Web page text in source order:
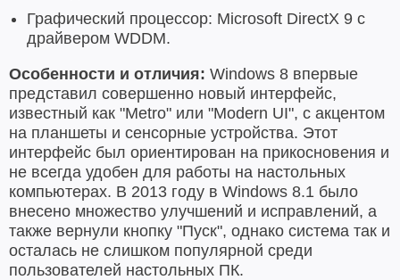
Графический процессор: Microsoft DirectX 9 с
драйвером WDDM.
Особенности и отличия: Windows 8 впервые
представил совершенно новый интерфейс,
известный как "Metro" или "Modern UI", с акцентом
на планшеты и сенсорные устройства. Этот
интерфейс был ориентирован на прикосновения и
не всегда удобен для работы на настольных
компьютерах. В 2013 году в Windows 8.1 было
внесено множество улучшений и исправлений, а
также вернули кнопку "Пуск", однако система так и
осталась не слишком популярной среди
пользователей настольных ПК.